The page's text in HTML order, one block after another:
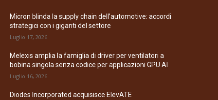
Micron blinda la supply chain dell’automotive: accordi
strategici con i giganti del settore
Luglio 17, 2026
Melexis amplia la famiglia di driver per ventilatori a
bobina singola senza codice per applicazioni GPU AI
Luglio 16, 2026
Diodes Incorporated acquisisce ElevATE